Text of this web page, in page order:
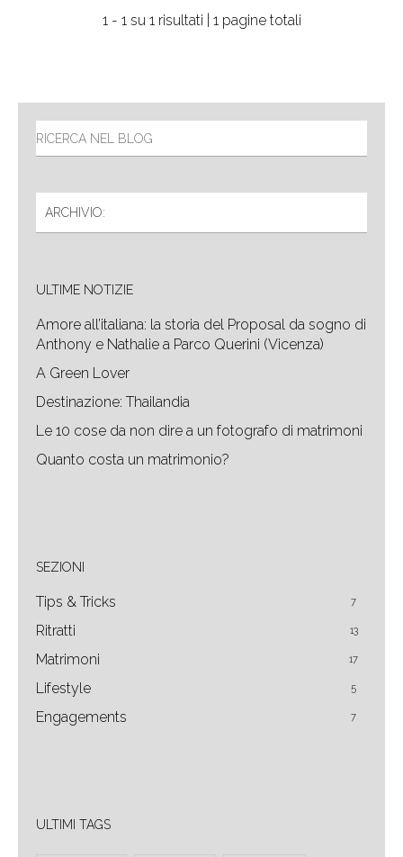
1 - 1 su 1 risultati | 1 pagine totali
ULTIME NOTIZIE
Amore all’italiana: la storia del Proposal da sogno di
Anthony e Nathalie a Parco Querini (Vicenza)
A Green Lover
Destinazione: Thailandia
Le 10 cose da non dire a un fotografo di matrimoni
Quanto costa un matrimonio?
SEZIONI
Tips & Tricks 7
Ritratti 13
Matrimoni 17
Lifestyle 5
Engagements 7
ULTIMI TAGS